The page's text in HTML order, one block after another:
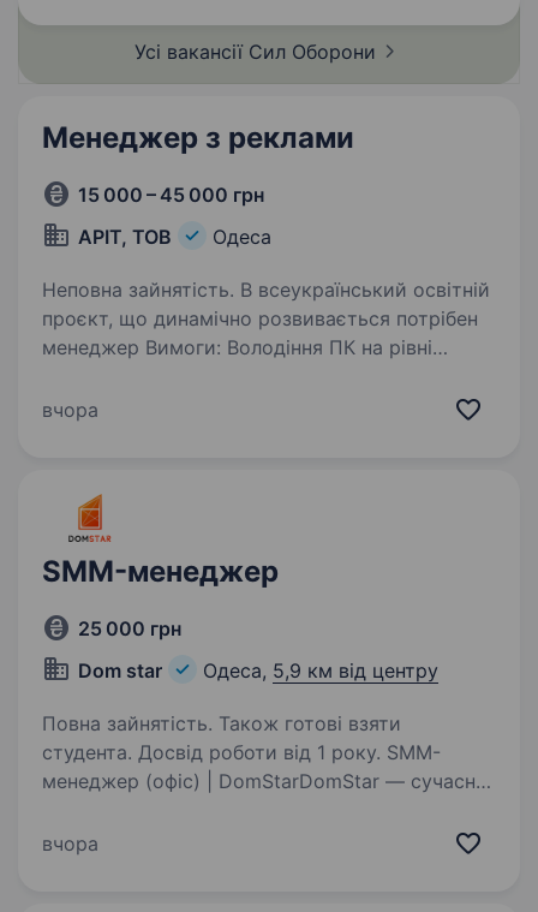
Усі вакансії Сил Оборони
Менеджер з реклами
15 000 – 45 000 грн
АРІТ, ТОВ
Одеса
Неповна зайнятість. В всеукраїнський освітній
проєкт, що динамічно розвивається потрібен
менеджер Вимоги: Володіння ПК на рівні
та презентабельність Грамотна та чітка мова
вчора
SMM-менеджер
25 000 грн
Dom star
Одеса, 5,9 км від центру
Повна зайнятість. Також готові взяти
студента. Досвід роботи від 1 року. SMM-
менеджер (офіс) | DomStarDomStar — сучасне
розвиваємо бренд компанії та шукаємо
вчора